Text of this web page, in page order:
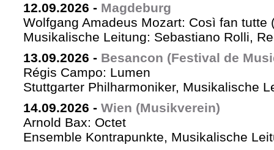
12.09.2026 - Magdeburg
Wolfgang Amadeus Mozart: Così fan tutte
Musikalische Leitung: Sebastiano Rolli,
13.09.2026 - Besancon (Festival de
Régis Campo: Lumen
Stuttgarter Philharmoniker, Musikalische
14.09.2026 - Wien (Musikverein)
Arnold Bax: Octet
Ensemble Kontrapunkte, Musikalische